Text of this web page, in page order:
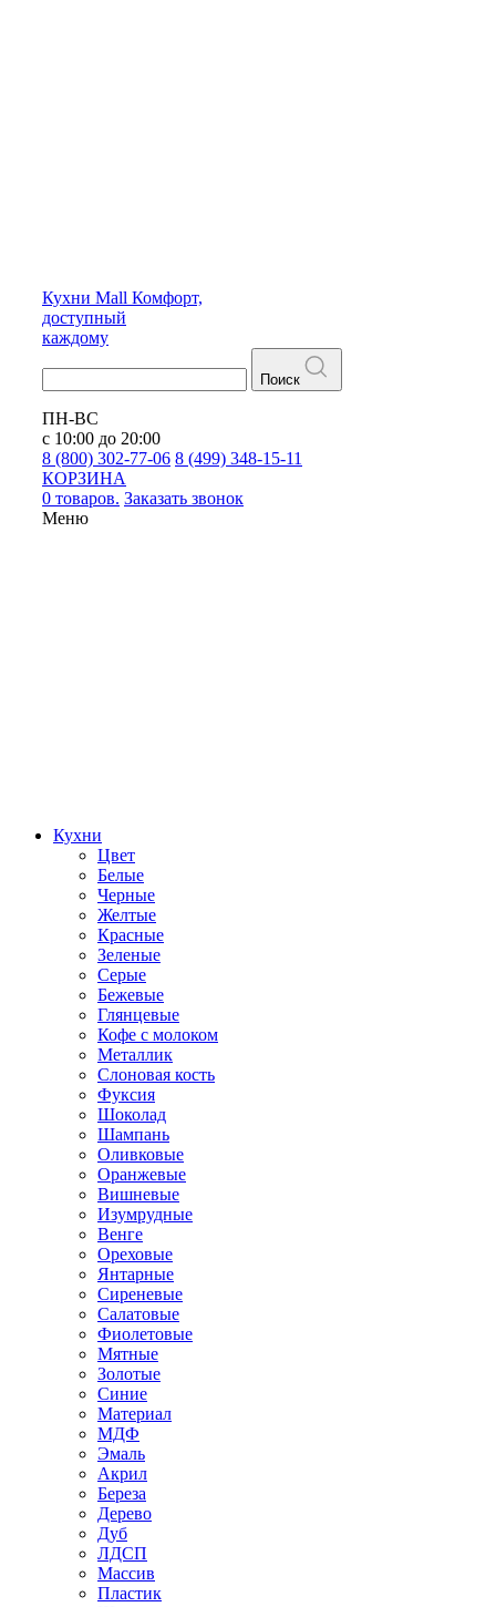
Кухни Mall Комфорт,
доступный
каждому
Поиск
ПН-ВС
с 10:00 до 20:00
8 (800) 302-77-06 8 (499) 348-15-11
КОРЗИНА
0 товаров. Заказать звонок
Меню
Кухни
Цвет
Белые
Черные
Желтые
Красные
Зеленые
Серые
Бежевые
Глянцевые
Кофе с молоком
Металлик
Слоновая кость
Фуксия
Шоколад
Шампань
Оливковые
Оранжевые
Вишневые
Изумрудные
Венге
Ореховые
Янтарные
Сиреневые
Салатовые
Фиолетовые
Мятные
Золотые
Синие
Материал
МДФ
Эмаль
Акрил
Береза
Дерево
Дуб
ЛДСП
Массив
Пластик